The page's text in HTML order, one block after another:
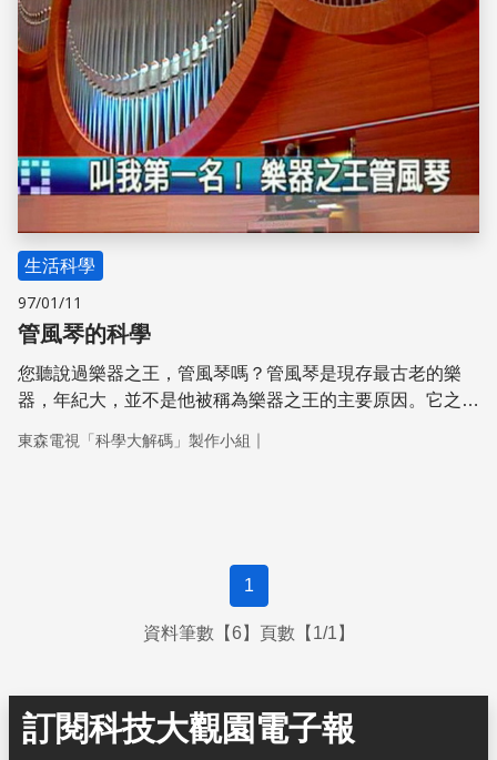
生活科學
97/01/11
管風琴的科學
您聽說過樂器之王，管風琴嗎？管風琴是現存最古老的樂
器，年紀大，並不是他被稱為樂器之王的主要原因。它之所
階高低，取決於管身高度。管身長度，等於氣柱長度，也就
東森電視「科學大解碼」製作小組 ｜
1
資料筆數【6】頁數【1/1】
訂閱科技大觀園電子報